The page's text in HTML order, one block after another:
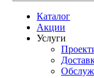
Каталог
Акции
Услуги